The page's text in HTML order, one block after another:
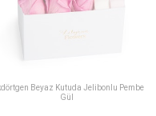
Beyaz Kutuda Jelibonlu Pembe
Gül